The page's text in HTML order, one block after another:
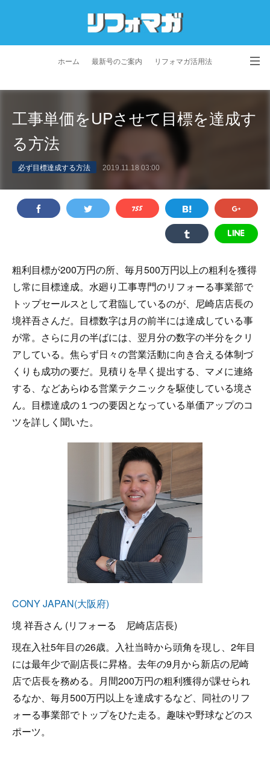
ホーム 最新号のご案内 リフォマガ活用法
よくあるご質問 特定商取引法に基づく表記
プライバシーポリシー 利用規約 会社概要
工事単価をUPさせて目標を達成す
る方法
必ず目標達成する方法 2019.11.18 03:00
粗利目標が200万円の所、毎月500万円以上の粗利を獲得
し常に目標達成。水廻り工事専門のリフォーる事業部で
トップセールスとして君臨しているのが、尼崎店店長の
境祥吾さんだ。目標数字は月の前半には達成している事
が常。さらに月の半ばには、翌月分の数字の半分をクリ
アしている。焦らず日々の営業活動に向き合える体制づ
くりも成功の要だ。見積りを早く提出する、マメに連絡
する、などあらゆる営業テクニックを駆使している境さ
ん。目標達成の１つの要因となっている単価アップのコ
ツを詳しく聞いた。
CONY JAPAN(大阪府)
境 祥吾さん (リフォーる 尼崎店店長)
現在入社5年目の26歳。入社当時から頭角を現し、2年目
には最年少で副店長に昇格。去年の9月から新店の尼崎
店で店長を務める。月間200万円の粗利獲得が課せられ
るなか、毎月500万円以上を達成するなど、同社のリフ
ォーる事業部でトップをひた走る。趣味や野球などのス
ポーツ。